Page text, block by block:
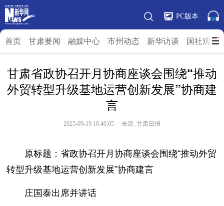
PC版本
首页 甘肃要闻 融媒中心 市州动态 新华访谈 国社观”陇
甘肃省政协召开月协商座谈会围绕“推动
外贸转型升级基地运营创新发展”协商建
言
2025-09-19 10:40:05 来源: 甘肃日报
原标题：省政协召开月协商座谈会围绕“推动外贸
转型升级基地运营创新发展”协商建言
庄国泰出席并讲话